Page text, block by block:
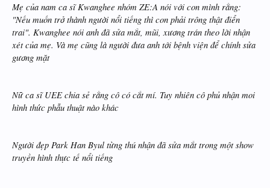
Mẹ của nam ca sĩ Kwanghee nhóm ZE:A nói với con mình rằng:
"Nếu muốn trở thành người nổi tiếng thì con phải trông thật điển
trai". Kwanghee nói anh đã sửa mắt, mũi, xương trán theo lời nhận
xét của mẹ. Và mẹ cũng là người đưa anh tới bệnh viện để chính sửa
gương mặt
Nữ ca sĩ UEE chia sẻ rằng cô có cắt mí. Tuy nhiên cô phủ nhận moi
hình thức phẫu thuật nào khác
Người đẹp Park Han Byul từng thú nhận đã sửa mắt trong một show
truyền hình thực tế nổi tiếng